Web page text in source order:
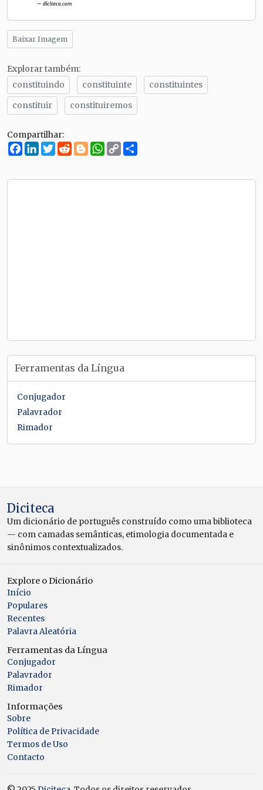
Baixar Imagem
Explorar também:
constituindo
constituinte
constituintes
constituir
constituiremos
Compartilhar:
Facebook
LinkedIn
Twitter
RedditBloggerWhatsApp
Copy
Link
Ferramentas da Língua
Conjugador
Palavrador
Rimador
Diciteca
Um dicionário de português construído como uma biblioteca
— com camadas semânticas, etimologia documentada e
sinônimos contextualizados.
Explore o Dicionário
Início
Populares
Recentes
Palavra Aleatória
Ferramentas da Língua
Conjugador
Palavrador
Rimador
Informações
Sobre
Política de Privacidade
Termos de Uso
Contacto